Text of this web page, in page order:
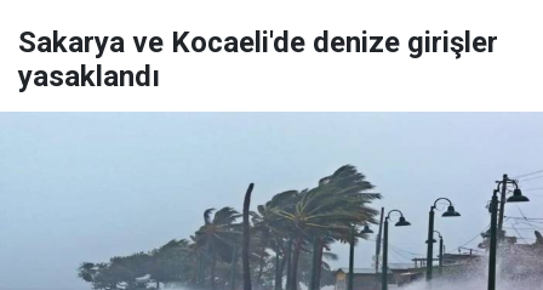
Sakarya ve Kocaeli'de denize girişler
yasaklandı